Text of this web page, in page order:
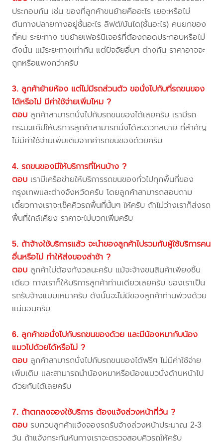
ประกอบกัน เช่น ของที่ลูกค้าขนย้ายคืออะไร เยอะหรือไม่
ต้นทางปลายทางอยู่ชั้นอะไร ลิฟต์/บันได(ชั้นอะไร) คนยกของ
กี่คน ระยะทาง ขนย้ายเฟอร์นิเจอร์ที่ต้องถอดประกอบหรือไม่
ดังนั้น แม้ระยะทางเท่ากัน แต่ปัจจัยอื่นๆ ต่างกัน ราคาอาจจะ
ถูกหรือแพงกว่าครับ
3. ลูกค้าย้ายห้อง แต่ไม่มีรถส่วนตัว ขอนั่งไปกับที่รถขนของ
ได้หรือไม่ มีค่าใช้จ่ายเพิ่มไหม ?
ตอบ ลูกค้าสามารถนั่งไปกับรถขนของได้เลยครับ เรามีรถ
กระบะแค๊ปให้บริการลูกค้าสามารถนั่งได้สะดวกสบาย ที่สำคัญ
ไม่มีค่าใช้จ่ายเพิ่มเติมจากค่ารถขนของด้วยครับ
4. รถขนของมีให้บริการที่ไหนบ้าง ?
ตอบ เรามีเครือข่ายให้บริการรถขนของทั่วไปทุกพื้นที่ของ
กรุงเทพและต่างจังหวัดครับ โดยลูกค้าสามารถสอบถาม
เดี๋ยวทางเราจะเช็คคิวรถพื้นที่นั้นๆ ให้ครับ ถ้าไม่ว่างเราก็ส่งรถ
พื้นที่ใกล้เคียง ราคาจะไม่บวกเพิ่มครับ
5. ถ้าจ้างใช้บริการแล้ว จะนำของลูกค้าไปรวมกับผู้ใช้บริการคน
อื่นหรือไม่ ทำให้ส่งของล่าช้า ?
ตอบ ลูกค้าไม่ต้องกังวลนะครับ แม้จะจ้างขนสินค้าเพียงชิ้น
เดียว ทางเราก็ให้บริการลูกค้าท่านเดียวเลยครับ ของเราเป็น
รถรับจ้างแบบเหมาครับ ดังนั้นจะไม่มีของลูกค้าท่านพ่วงด้วย
แน่นอนครับ
6. ลูกค้าขอนั่งไปกับรถขนของด้วย และมีน้องหมากับน้อง
แมวไปด้วยได้หรือไม่ ?
ตอบ ลูกค้าสามารถนั่งไปกับรถขนของได้ฟรีๆ ไม่มีค่าใช้จ่าย
เพิ่มเติม และสามารถนำน้องหมาหรือน้องแมวนั่งด้านหน้าไป
ด้วยกันได้เลยครับ
7. ถ้าตกลงจองใช้บริการ ต้องแจ้งล่วงหน้ากี่วัน ?
ตอบ รบกวนลูกค้าแจ้งจองรถรับจ้างล่วงหน้าประมาณ 2-3
วัน ถ้าแจ้งกระทันหันทางเราจะตรวจสอบคิวรถให้ครับ